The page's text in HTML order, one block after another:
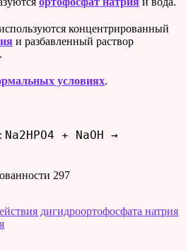
концентрированный
и разбавленный раствор
.
условиях.
Na2HPO4 + NaOH →
297
дигидроортофосфата натрия